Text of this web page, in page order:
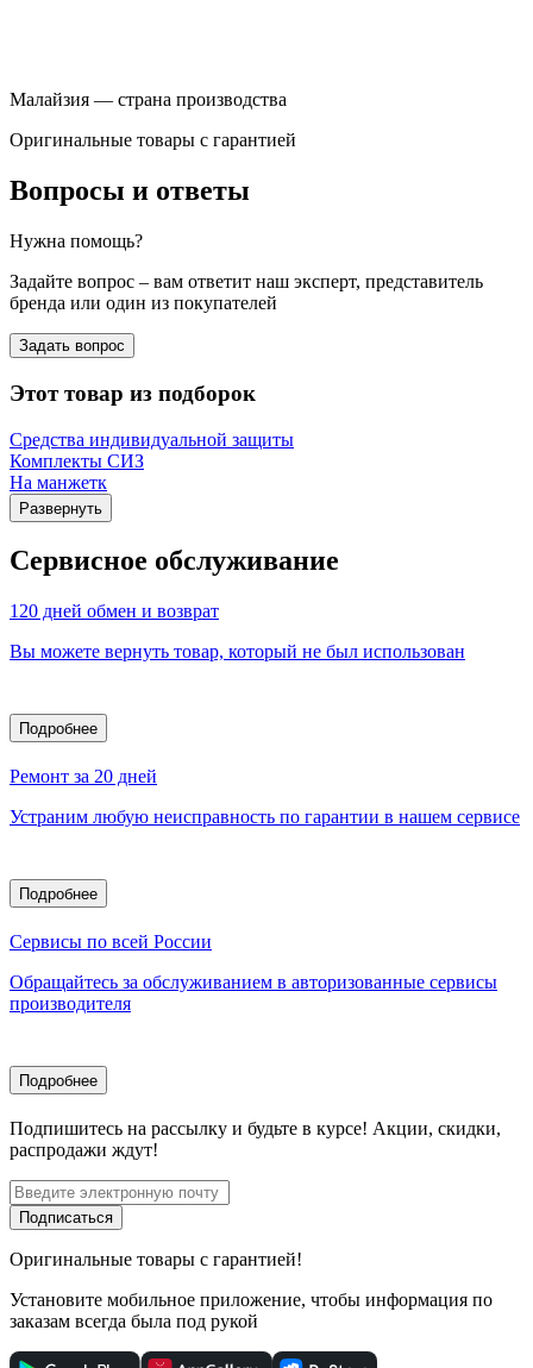
Малайзия — страна производства
Оригинальные товары c гарантией
Вопросы и ответы
Нужна помощь?
Задайте вопрос – вам ответит наш эксперт, представитель
бренда или один из покупателей
Задать вопрос
Этот товар из подборок
Средства индивидуальной защиты
Комплекты СИЗ
На манжетк
Развернуть
Сервисное обслуживание
120 дней обмен и возврат
Вы можете вернуть товар, который не был использован
Подробнее
Ремонт за 20 дней
Устраним любую неисправность по гарантии в нашем сервисе
Подробнее
Сервисы по всей России
Обращайтесь за обслуживанием в авторизованные сервисы
производителя
Подробнее
Подпишитесь на рассылку и будьте в курсе! Акции, скидки,
распродажи ждут!
Подписаться
Оригинальные товары с гарантией!
Установите мобильное приложение, чтобы информация по
заказам всегда была под рукой